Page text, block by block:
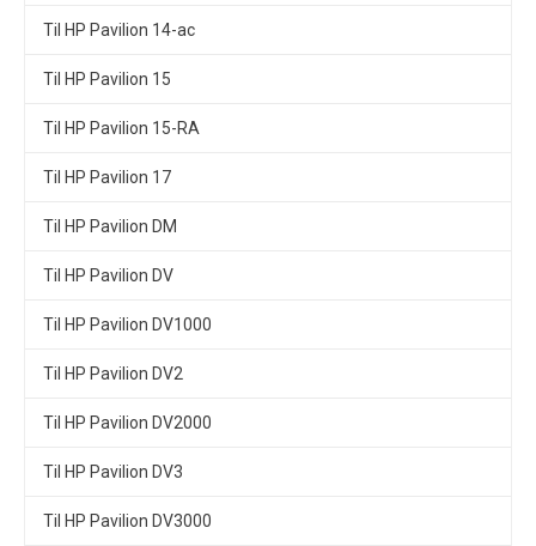
Til HP Pavilion 14-ac
Til HP Pavilion 15
Til HP Pavilion 15-RA
Til HP Pavilion 17
Til HP Pavilion DM
Til HP Pavilion DV
Til HP Pavilion DV1000
Til HP Pavilion DV2
Til HP Pavilion DV2000
Til HP Pavilion DV3
Til HP Pavilion DV3000